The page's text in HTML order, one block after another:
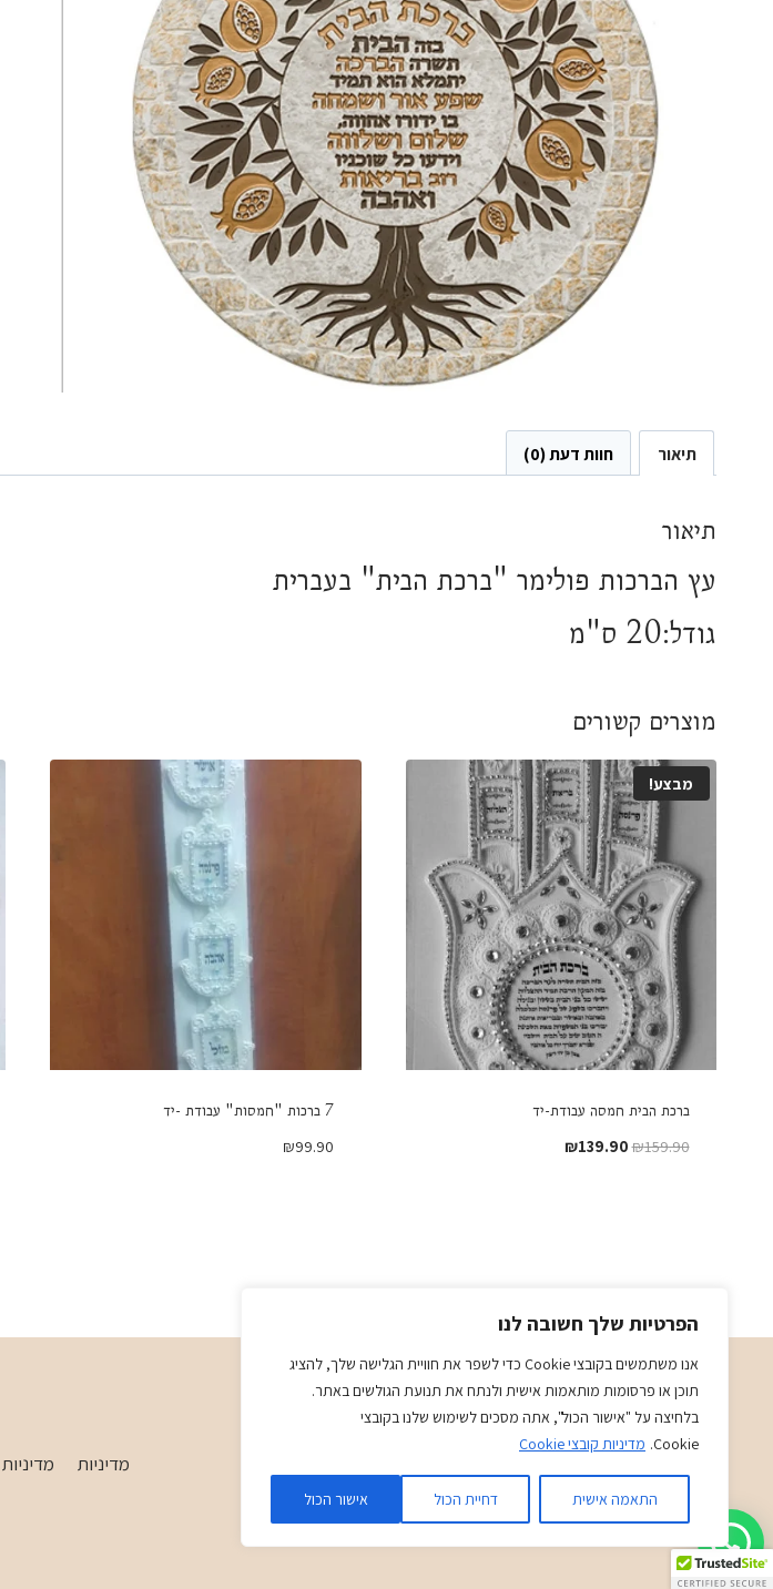
הפרטיות שלך חשובה לנו
אנו משתמשים בקובצי Cookie כדי לשפר את חוויית הגלישה שלך, להציג
תוכן או פרסומות מותאמות אישית ולנתח את תנועת הגולשים באתר.
בלחיצה על "אישור הכול", אתה מסכים לשימוש שלנו בקובצי
Cookie. מדיניות קובצי Cookie
התאמה אישית דחיית הכול אישור הכול
תיאור חוות דעת (0)
תיאור
עץ הברכות פולימר "ברכת הבית" בעברית
גודל:20 ס"מ
מוצרים קשורים
מבצע!
ברכת הבית חמסה עבודת-יד
₪159.90
המחיר
₪139.90 המחיר
7 ברכות "חמסות" עבודת -יד
₪99.90
תשמישי קדושה מתנות ויודאיקה בני ויוכי
א-ה 09:00-19:30
כתובת: כיכר המייסדים 4 ראשון לציון (ליד הבית כנסת הגדול)
מדיניות מדיניות COOKIES